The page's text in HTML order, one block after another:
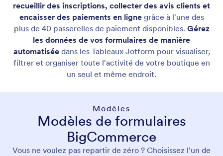
recueillir des inscriptions, collecter des avis clients et
encaisser des paiements en lignegrâce à l'une des
plus de 40 passerelles de paiement disponibles. Gérez
les données de vos formulaires de manière
automatiséedans les Tableaux Jotform pour visualiser,
filtrer et organiser toute l'activité de votre boutique en
un seul et même endroit.
Modèles
Modèles de formulaires
BigCommerce
Vous ne voulez pas repartir de zéro ? Choisissez l'un de